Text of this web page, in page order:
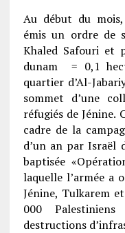
Au début du
émis un ordre de
Khaled Safouri et
dunam = 0,1
quartier d’Al-
sommet d’une
réfugiés de Jénine.
cadre de la
d’un an par Israël
baptisée
laquelle l’armée a
Jénine, Tulkarem
000
destructions